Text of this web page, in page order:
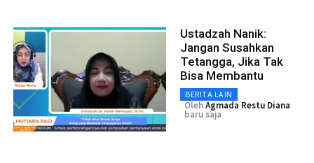
Ustadzah Nanik:
Jangan Susahkan
Tetangga, Jika Tak
Bisa Membantu
BERITA LAIN
OlehAgmada Restu Diana
baru saja